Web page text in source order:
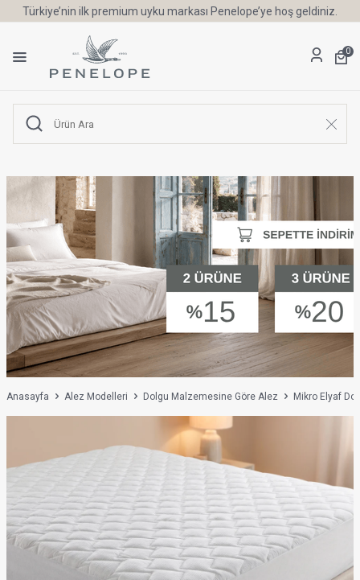
Türkiye’nin ilk premium uyku markası Penelope’ye hoş geldiniz.
0
Anasayfa Alez Modelleri Dolgu Malzemesine Göre Alez Mikro Elyaf